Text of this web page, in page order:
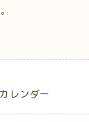
カレンダー